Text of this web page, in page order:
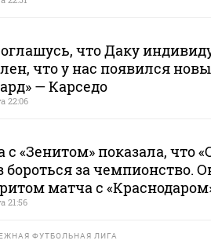
что Даку
что у нас появился
— Карседо
22:06
с «Зенитом» показала, что
бороться за чемпионство.
матча с
21:56
ФУТБОЛЬНАЯ ЛИГА